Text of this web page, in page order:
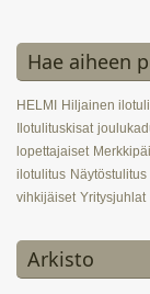
Hae aiheen
HELMI Hiljainen
Ilotulituskisat
lopettajaiset
ilotulitus Näytöstulitus
vihkijäiset Yritysjuhlat
Arkisto